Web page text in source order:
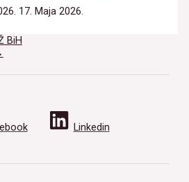
17. Maja 2026.
BiH
Linkedin